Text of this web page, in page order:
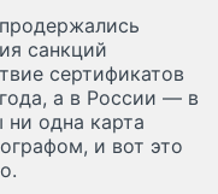
санкций
сертификатов
а в России — в
одна карта
и вот это